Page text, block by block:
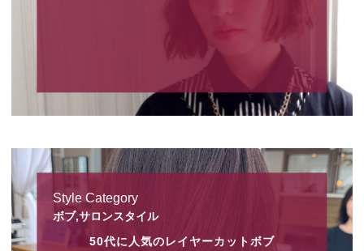
Style Category
ボブ,サロンスタイル
50代に人気のレイヤーカットボブ